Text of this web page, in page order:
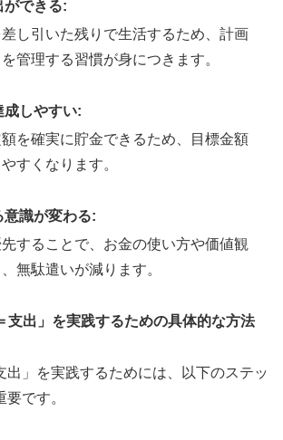
ができる:
し引いた残りで生活するため、計画
管理する習慣が身につきます。
成しやすい:
を確実に貯金できるため、目標金額
すくなります。
意識が変わる:
することで、お金の使い方や価値観
無駄遣いが減ります。
支出」を実践するための具体的な方法
出」を実践するためには、以下のステッ
です。